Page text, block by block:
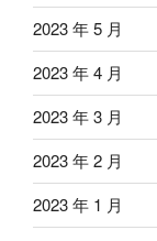
2023 年 5 月
2023 年 4 月
2023 年 3 月
2023 年 2 月
2023 年 1 月